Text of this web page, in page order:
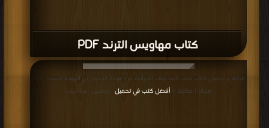
كتاب مهاويس الترند PDF
مجانا | مكتبة >أفضل كتب في تحميل | التحميل : مرة/مرات